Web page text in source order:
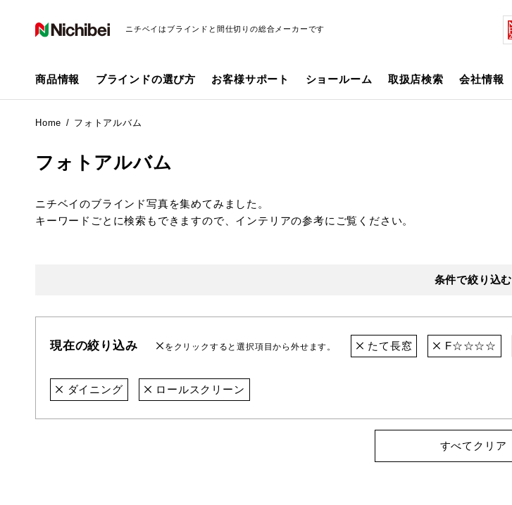
ニチベイはブラインドと間仕切りの総合メーカーです
商品情報 ブラインドの選び方 お客様サポート ショールーム 取扱店検索 会社情報
Home フォトアルバム
フォトアルバム
ニチベイのブラインド写真を集めてみました。
キーワードごとに検索もできますので、インテリアの参考にご覧ください。
条件で絞り込む
現在の絞り込み をクリックすると選択項目から外せます。 たて長窓 F☆☆☆☆
ダイニング ロールスクリーン
すべてクリア